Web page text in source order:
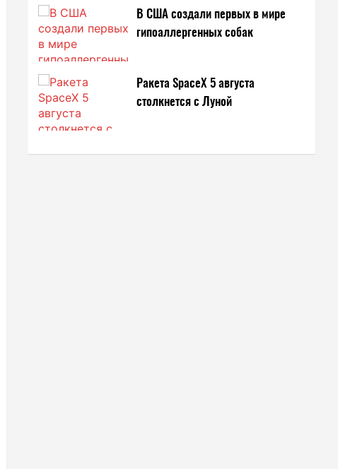
В США создали первых в мире
гипоаллергенных собак
Ракета SpaceX 5 августа
столкнется с Луной